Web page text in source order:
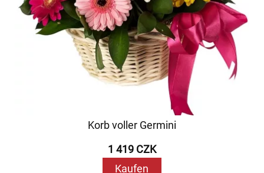
Korb voller Germini
1 419 CZK
Kaufen